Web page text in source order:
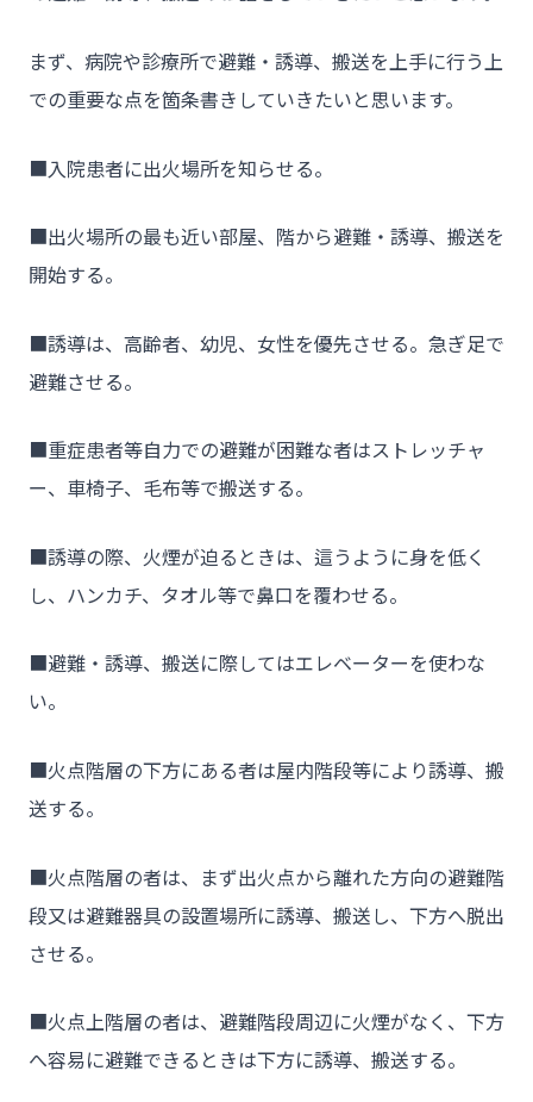
まず、病院や診療所で避難・誘導、搬送を上手に行う上
での重要な点を箇条書きしていきたいと思います。
■入院患者に出火場所を知らせる。
■出火場所の最も近い部屋、階から避難・誘導、搬送を
開始する。
■誘導は、高齢者、幼児、女性を優先させる。急ぎ足で
避難させる。
■重症患者等自力での避難が困難な者はストレッチャ
ー、車椅子、毛布等で搬送する。
■誘導の際、火煙が迫るときは、這うように身を低く
し、ハンカチ、タオル等で鼻口を覆わせる。
■避難・誘導、搬送に際してはエレベーターを使わな
い。
■火点階層の下方にある者は屋内階段等により誘導、搬
送する。
■火点階層の者は、まず出火点から離れた方向の避難階
段又は避難器具の設置場所に誘導、搬送し、下方へ脱出
させる。
■火点上階層の者は、避難階段周辺に火煙がなく、下方
へ容易に避難できるときは下方に誘導、搬送する。